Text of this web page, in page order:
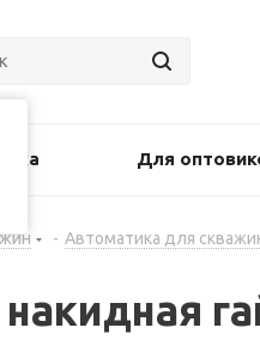
Для
- Автоматика для